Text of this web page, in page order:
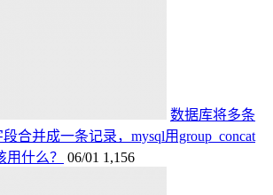
数据库将多条
合并成一条记录，mysql用group_concat
用什么？
06/01 1,156